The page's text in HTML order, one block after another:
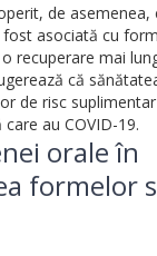
de asemenea,
asociată cu
recuperare mai
că
de risc
au COVID-19.
orale în
formelor